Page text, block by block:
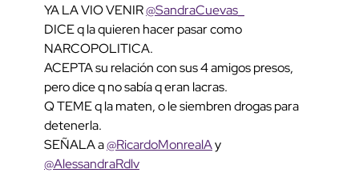
YA LA VIO VENIR@SandraCuevas_
DICE q la quieren hacer pasar como
NARCOPOLITICA.
ACEPTA su relación con sus 4 amigos presos,
pero dice q no sabía q eran lacras.
Q TEME q la maten, o le siembren drogas para
detenerla.
SEÑALA a@RicardoMonrealAy
@AlessandraRdlv